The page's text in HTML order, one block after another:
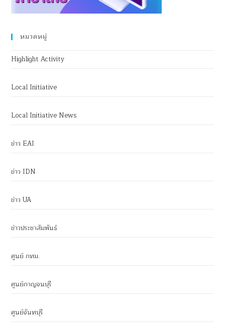
หมวดหมู่
Highlight Activity
Local Initiative
Local Initiative News
ข่าว EAI
ข่าว IDN
ข่าว UA
ข่าวประชาสัมพันธ์
ศูนย์ กทม.
ศูนย์กาญจนบุรี
ศูนย์จันทบุรี